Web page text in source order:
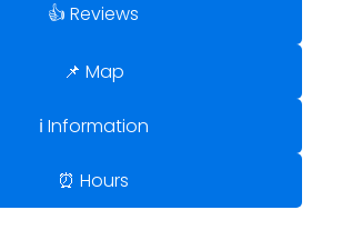
👍 Reviews
📌 Map
ℹ️ Information
⏰ Hours